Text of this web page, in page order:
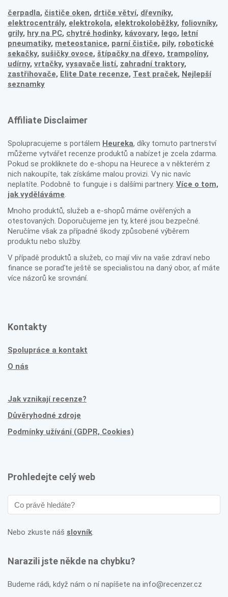
čerpadla, čističe oken, drtiče větví, dřevníky,
elektrocentrály, elektrokola, elektrokoloběžky, foliovníky,
grily, hry na PC, chytré hodinky, kávovary, lego, letní
pneumatiky, meteostanice, parní čističe, pily, robotické
sekačky, sušičky ovoce, štípačky na dřevo, trampolíny,
udírny, vrtačky, vysavače listí, zahradní traktory,
zastřihovače, Elite Date recenze, Test praček, Nejlepší
seznamky
Affiliate Disclaimer
Spolupracujeme s portálem Heureka, díky tomuto partnerství
můžeme vytvářet recenze produktů a nabízet je zcela zdarma.
Pokud se prokliknete do e-shopu na Heurece a v některém z
nich nakoupíte, tak získáme malou provizi. Vy nic navíc
neplatíte. Podobně to funguje i s dalšími partnery. Více o tom,
jak vyděláváme.
Mnoho produktů, služeb a e-shopů máme ověřených a
otestovaných. Doporučujeme jen ty, které jsou bezpečné.
Neručíme však za případné škody způsobené výběrem
produktu nebo služby.
V případě produktů a služeb, co mají vliv na vaše zdraví nebo
finance se poraďte ještě se specialistou na daný obor, ať máte
více názorů ke srovnání.
Kontakty
Spolupráce a kontakt
O nás
Jak vznikají recenze?
Důvěryhodné zdroje
Podmínky užívání (GDPR, Cookies)
Prohledejte celý web
Nebo zkuste náš slovník.
Narazili jste někde na chybku?
Budeme rádi, když nám o ní napíšete na info@recenzer.cz